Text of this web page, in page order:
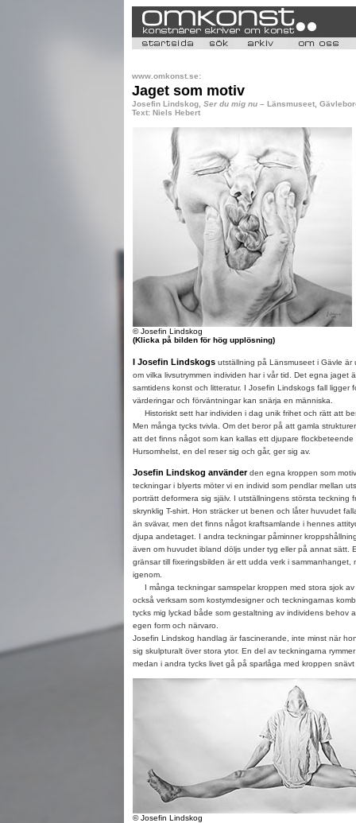
www.omkonst.se:
Jaget som motiv
Josefin Lindskog, Ser du mig nu– Länsmuseet,
Text: Niels Hebert
© Josefin Lindskog
(Klicka på bilden för hög upplösning)
I Josefin Lindskogs utställning på Länsmuseet i Gävle
om vilka livsutrymmen individen har i vår tid. Det egna jaget
samtidens konst och litteratur. I Josefin Lindskogs fall ligger
värderingar och förväntningar kan snärja en människa.
Historiskt sett har individen i dag unik frihet och rätt att
Men många tycks tvivla. Om det beror på att gamla
att det finns något som kan kallas ett djupare flockbeteende
Hursomhelst, en del reser sig och går, ger sig av.
Josefin Lindskog använderden egna kroppen som
teckningar i blyerts möter vi en individ som pendlar mellan
porträtt deformera sig själv. I utställningens största teckning
skrynklig T-shirt. Hon sträcker ut benen och låter huvudet
än svävar, men det finns något kraftsamlande i hennes
djupa andetaget. I andra teckningar påminner
även om huvudet ibland döljs under tyg eller på annat sätt.
gränsar till fixeringsbilden är ett udda verk i sammanhanget,
igenom.
I många teckningar samspelar kroppen med stora sjok av
också verksam som kostymdesigner och teckningarnas
tycks mig lyckad både som gestaltning av individens behov
egen form och närvaro.
Josefin Lindskog handlag är fascinerande, inte minst när
sig skulpturalt över stora ytor. En del av teckningarna
medan i andra tycks livet gå på sparlåga med kroppen snävt
© Josefin Lindskog